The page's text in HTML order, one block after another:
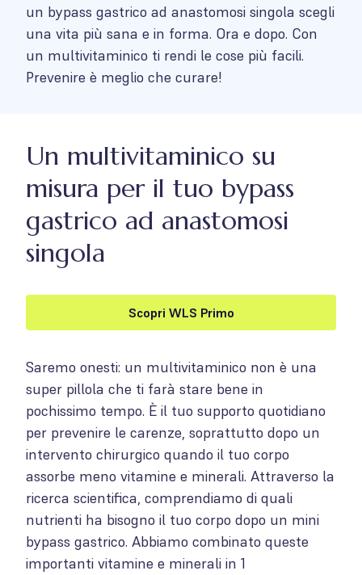
un bypass gastrico ad anastomosi singola scegli
una vita più sana e in forma. Ora e dopo. Con
un multivitaminico ti rendi le cose più facili.
Prevenire è meglio che curare!
Un multivitaminico su
misura per il tuo bypass
gastrico ad anastomosi
singola
Saremo onesti: un multivitaminico non è una
super pillola che ti farà stare bene in
pochissimo tempo. È il tuo supporto quotidiano
per prevenire le carenze, soprattutto dopo un
intervento chirurgico quando il tuo corpo
assorbe meno vitamine e minerali. Attraverso la
ricerca scientifica, comprendiamo di quali
nutrienti ha bisogno il tuo corpo dopo un mini
bypass gastrico. Abbiamo combinato queste
importanti vitamine e minerali in 1
Scopri WLS Primo